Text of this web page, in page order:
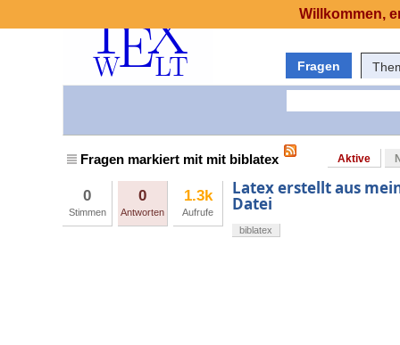
Fragen
Fragen markiert mit mit biblatex Aktive
0
Stimmen
0
Antworten
1.3k
Aufrufe
Latex erstellt aus
Datei
biblatex
Willkommen,